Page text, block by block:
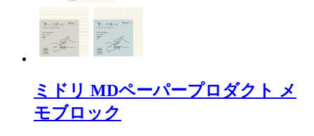
ミドリ MDペーパープロダクト メ
モブロック